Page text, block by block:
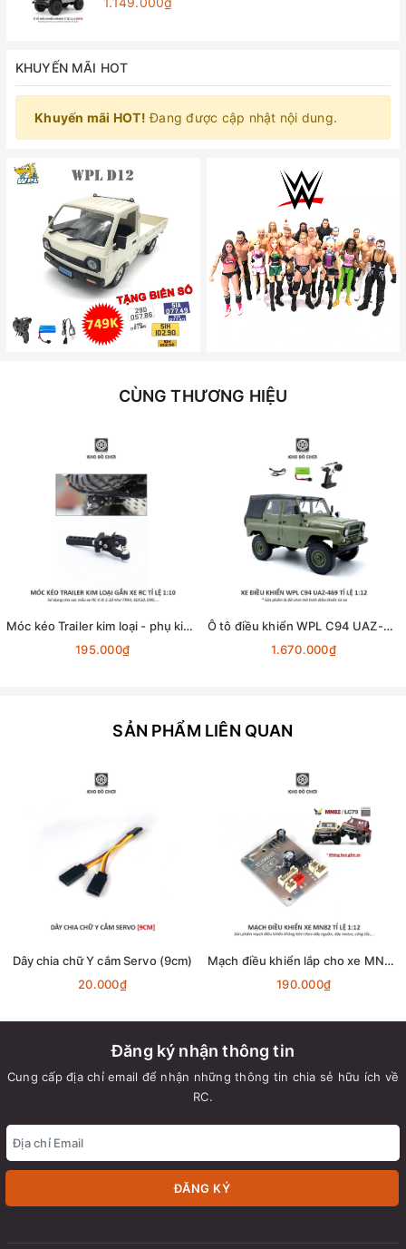
KHUYẾN MÃI HOT
Khuyến mãi HOT! Đang được cập nhật nội dung.
CÙNG THƯƠNG HIỆU
Móc kéo Trailer kim loại - phụ kiện lắp cho xe RC tỉ lệ 1:10
195.000₫
Ô tô điều khiển WPL C94 UAZ-469 4x4 1:12 - RTR [TẶNG BIỂN + STICKER]
1.670.000₫
SẢN PHẨM LIÊN QUAN
Dây chia chữ Y cắm Servo (9cm)
20.000₫
Mạch điều khiển lắp cho xe MN82 - Land Cruiser 79 tỉ lệ 1:12
190.000₫
Đăng ký nhận thông tin
Cung cấp địa chỉ email để nhận những thông tin chia sẻ hữu ích về
RC.
ĐĂNG KÝ